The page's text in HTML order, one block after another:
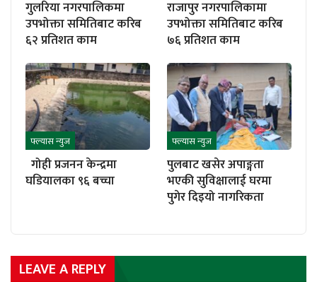
गुलरिया नगरपालिकमा
उपभोक्ता समितिबाट करिब
६२ प्रतिशत काम
राजापुर नगरपालिकामा
उपभोक्ता समितिबाट करिब
७६ प्रतिशत काम
फ्ल्यास न्युज
गोही प्रजनन केन्द्रमा
घडियालका ९६ बच्चा
फ्ल्यास न्युज
पुलबाट खसेर अपाङ्गता
भएकी सुविक्षालाई घरमा
पुगेर दिइयो नागरिकता
LEAVE A REPLY